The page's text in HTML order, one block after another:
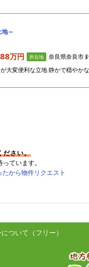
～
88万円 所在地
奈良県奈良市
ださい。
ています。
から物件リクエスト
ついて（フリー）